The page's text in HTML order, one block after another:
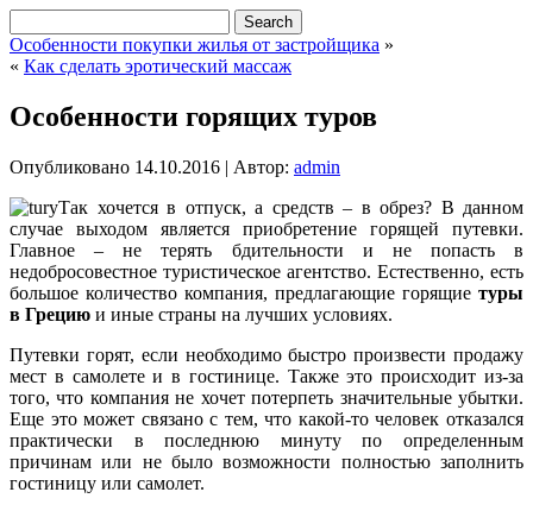
Особенности покупки жилья от застройщика »
« Как сделать эротический массаж
Особенности горящих туров
Опубликовано 14.10.2016 | Автор: admin
Так хочется в отпуск, а средств – в обрез? В данном
случае выходом является приобретение горящей путевки.
Главное – не терять бдительности и не попасть в
недобросовестное туристическое агентство. Естественно, есть
большое количество компания, предлагающие горящие туры
в Грецию и иные страны на лучших условиях.
Путевки горят, если необходимо быстро произвести продажу
мест в самолете и в гостинице. Также это происходит из-за
того, что компания не хочет потерпеть значительные убытки.
Еще это может связано с тем, что какой-то человек отказался
практически в последнюю минуту по определенным
причинам или не было возможности полностью заполнить
гостиницу или самолет.